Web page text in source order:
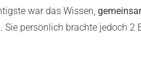
war das Wissen,
. Sie persönlich brachte jedoch